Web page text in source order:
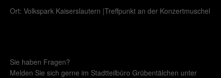
Ort: Volkspark Kaiserslautern |Treffpunkt an der Konzertmuschel
Sie haben Fragen?
Melden Sie sich gerne im Stadtteilbüro Grübentälchen unter